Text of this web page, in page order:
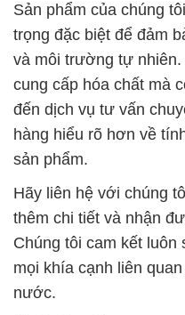
Sản phẩm của chúng
trọng đặc biệt để đảm
và môi trường tự
cung cấp hóa chất mà
đến dịch vụ tư vấn
hàng hiểu rõ hơn về
sản phẩm.
Hãy liên hệ với chúng
thêm chi tiết và nhận
Chúng tôi cam kết luôn
mọi khía cạnh liên
nước.